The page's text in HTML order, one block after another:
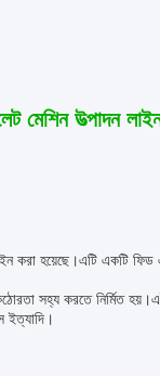
মেশিন উত্পাদন
করা হয়েছে।এটি একটি ফিড
সহ্য করতে নির্মিত
ইত্যাদি।